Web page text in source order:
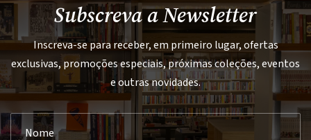
Subscreva a Newsletter
Inscreva-se para receber, em primeiro lugar, ofertas
exclusivas, promoções especiais, próximas coleções, eventos
e outras novidades.